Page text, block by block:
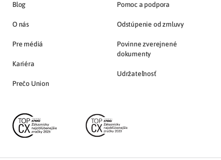
Blog
O nás
Pre médiá
Kariéra
Prečo Union
Pomoc a podpora
Odstúpenie od zmluvy
Povinne zverejnené
dokumenty
Udržateľnosť